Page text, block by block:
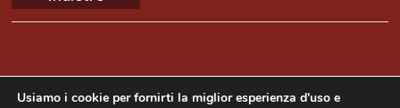
Usiamo i cookie per fornirti la miglior esperienza d'uso e